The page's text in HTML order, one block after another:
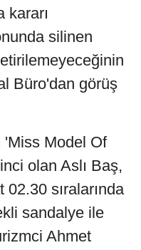
kararı
silinen
Büro'dan görüş
'Miss Model Of
olan Aslı Baş,
sıralarında
sandalye ile
Ahmet